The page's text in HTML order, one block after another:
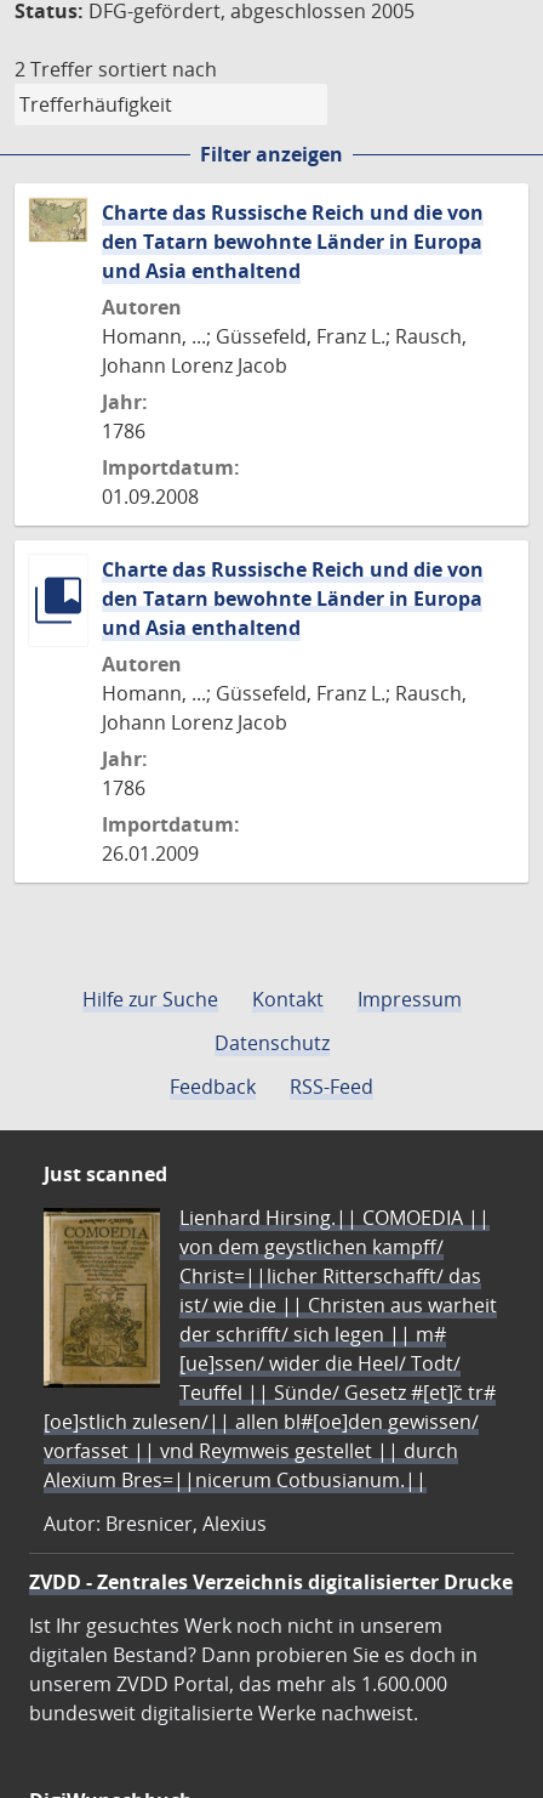
Status: DFG-gefördert, abgeschlossen 2005
2 Treffer sortiert nach
Filter anzeigen
Charte das Russische Reich und die von
den Tatarn bewohnte Länder in Europa
und Asia enthaltend
Autoren
Homann, ...; Güssefeld, Franz L.; Rausch,
Johann Lorenz Jacob
Jahr:
1786
Importdatum:
01.09.2008
Charte das Russische Reich und die von
den Tatarn bewohnte Länder in Europa
und Asia enthaltend
Autoren
Homann, ...; Güssefeld, Franz L.; Rausch,
Johann Lorenz Jacob
Jahr:
1786
Importdatum:
26.01.2009
Hilfe zur Suche Kontakt
Impressum
Datenschutz
Feedback
RSS-Feed
Just scanned
Lienhard Hirsing.|| COMOEDIA ||
von dem geystlichen kampff/
Christ=||licher Ritterschafft/ das
ist/ wie die || Christen aus warheit
der schrifft/ sich legen || m#
[ue]ssen/ wider die Heel/ Todt/
Teuffel || Sünde/ Gesetz #[et]c̃ tr#
[oe]stlich zulesen/|| allen bl#[oe]den gewissen/
vorfasset || vnd Reymweis gestellet || durch
Alexium Bres=||nicerum Cotbusianum.||
Autor: Bresnicer, Alexius
ZVDD - Zentrales Verzeichnis digitalisierter Drucke
Ist Ihr gesuchtes Werk noch nicht in unserem
digitalen Bestand? Dann probieren Sie es doch in
unserem ZVDD Portal, das mehr als 1.600.000
bundesweit digitalisierte Werke nachweist.